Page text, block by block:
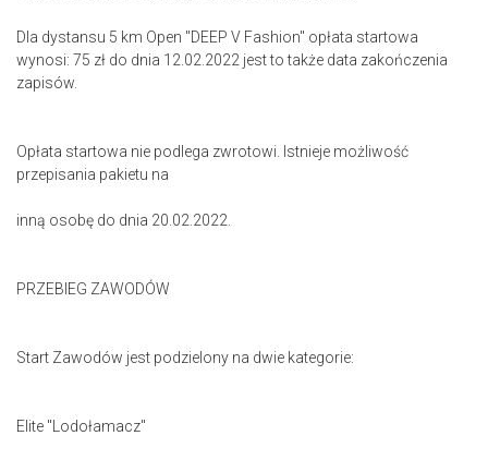
Dla dystansu 5 km Open "DEEP V Fashion" opłata startowa
wynosi: 75 zł do dnia 12.02.2022 jest to także data zakończenia
zapisów.
Opłata startowa nie podlega zwrotowi. Istnieje możliwość
przepisania pakietu na
inną osobę do dnia 20.02.2022.
PRZEBIEG ZAWODÓW
Start Zawodów jest podzielony na dwie kategorie:
Elite "Lodołamacz"